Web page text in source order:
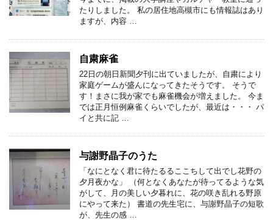
たりしました。 私の居住地高槻市にも情報誌はあり
ますが、内容 …
自粛麻雀
22日の朝日新聞夕刊に出ていましたが、自粛により
家庭ゲームが盛んになってきたそうです。 そうで
す！まさに我が家でも麻雀機会が増えました。 今ま
では正月恒例麻雀くらいでしたが、最近は・・・ パ
イと共に記 …
与謝野晶子のうた
「なにとなく君に待たるるここちして出でし花野の
夕月夜かな」 （何となくあなたが待ってるような気
がして、月の美しい夕暮れに、花の咲き乱れる野原
にやって来た） 書道の先生宅に、与謝野晶子の短歌
が、先生の感 …